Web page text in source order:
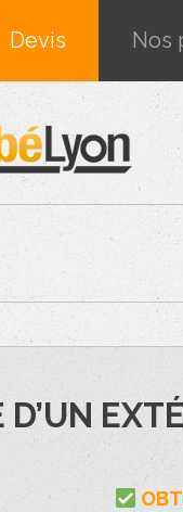
Devis Nos
D’UN